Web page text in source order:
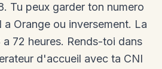
Tu peux garder ton numero
Orange ou inversement. La
72 heures. Rends-toi dans
d'accueil avec ta CNI